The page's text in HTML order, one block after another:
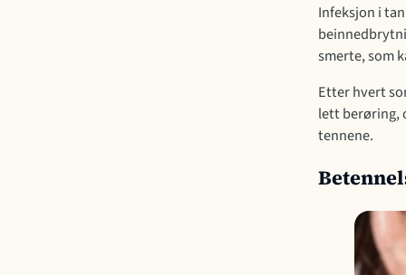
Infeksjon i
smerte, som
Etter hvert
lett berøring,
tennene.